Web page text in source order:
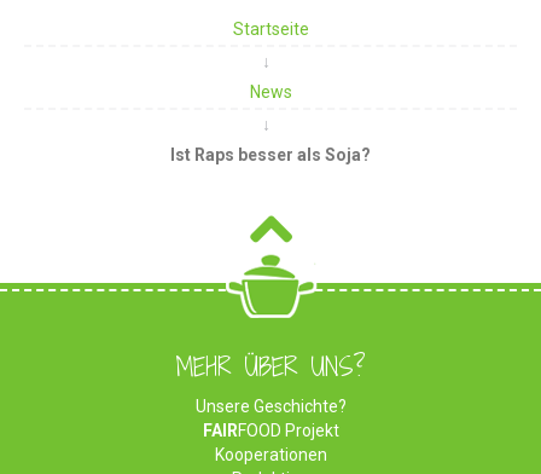
Startseite
News
Ist Raps besser als Soja?
MEHR ÜBER UNS?
Unsere Geschichte?
FAIRFOOD Projekt
Kooperationen